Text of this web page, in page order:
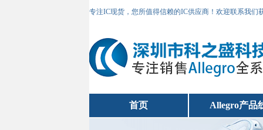
专注IC现货，您所值得信赖的IC供应商！欢迎联系我们
首页 Allegro产品